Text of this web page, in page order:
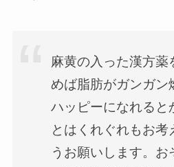
麻黄の入った漢方薬
めば脂肪がガンガン
ハッピーになれると
とはくれぐれもお考
うお願いします。お